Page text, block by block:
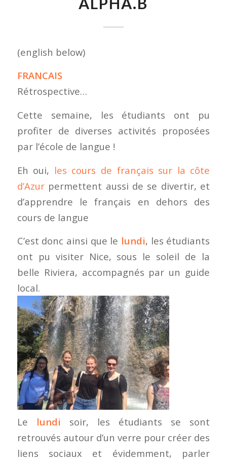
(english below)
FRANCAIS
Rétrospective…
Cette semaine, les étudiants ont pu
profiter de diverses activités proposées
par l’école de langue !
Eh oui, les cours de français sur la côte
d’Azurpermettent aussi de se divertir, et
d’apprendre le français en dehors des
cours de langue
C’est donc ainsi que le lundi, les étudiants
ont pu visiter Nice, sous le soleil de la
belle Riviera, accompagnés par un guide
local.
Le lundi soir, les étudiants se sont
retrouvés autour d’un verre pour créer des
liens sociaux et évidemment, parler